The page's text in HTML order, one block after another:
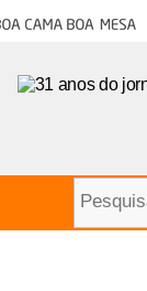
cama boa mesa